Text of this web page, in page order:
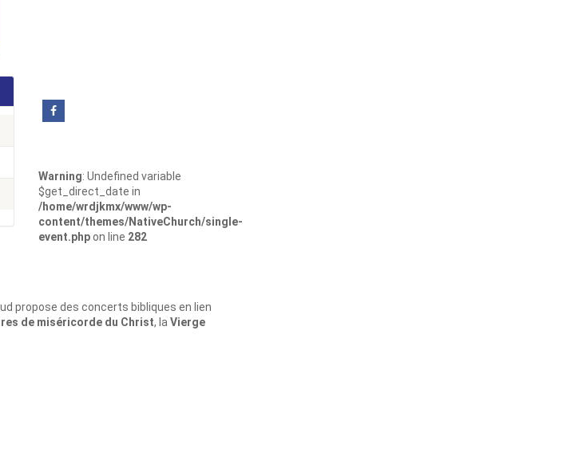
Warning: Undefined variable
$get_direct_date in
/home/wrdjkmx/www/wp-
content/themes/NativeChurch/single-
event.phpon line 282
propose des concerts bibliques en lien
de miséricorde du Christ, la Vierge